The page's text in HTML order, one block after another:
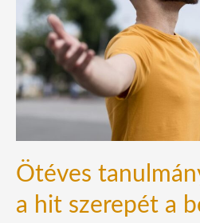
Ötéves
a hit szerepét a
hit
szerepét
a
boldogabb